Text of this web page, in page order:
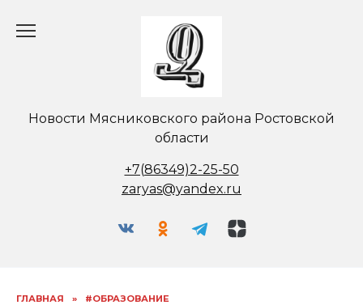
Новости Мясниковского района Ростовской
области
+7(86349)2-25-50
zaryas@yandex.ru
ГЛАВНАЯ » #ОБРАЗОВАНИЕ